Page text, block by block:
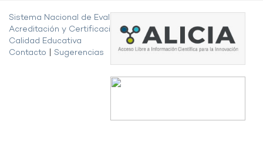
Sistema Nacional de Evaluación,
Acreditación y Certificación de la
Calidad Educativa
Contacto
Sugerencias